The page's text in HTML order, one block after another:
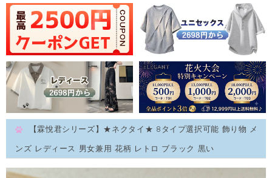
【霖悅君シリーズ】★ネクタイ★ 8タイプ選択可能 飾り物 メ
ンズ レディース 男女兼用 花柄 レトロ ブラック 黒い